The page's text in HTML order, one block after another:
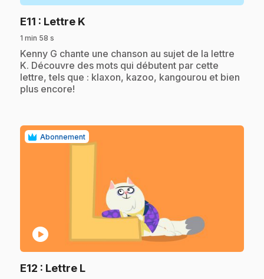
E11 : Lettre K
1 min 58 s
.Kenny G chante une chanson au sujet de la lettre
K. Découvre des mots qui débutent par cette
lettre, tels que : klaxon, kazoo, kangourou et bien
plus encore!
Abonnement
play_circle
E12 : Lettre L.